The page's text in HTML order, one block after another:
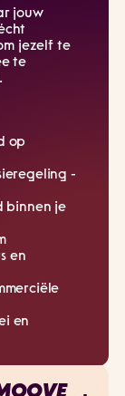
jouw
jezelf te
te
op
-
binnen je
en
en